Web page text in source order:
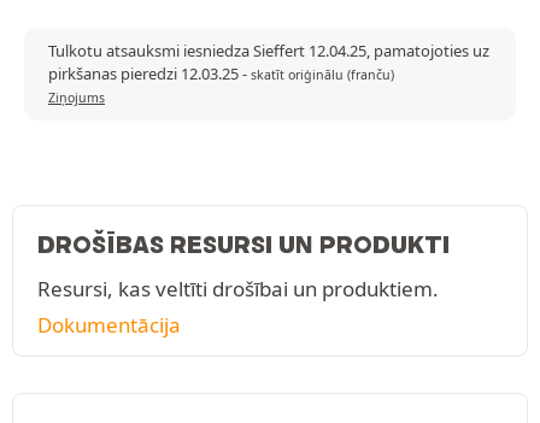
Tulkotu atsauksmi iesniedza Sieffert 12.04.25, pamatojoties uz
pirkšanas pieredzi 12.03.25- skatīt oriģinālu (franču)
Ziņojums
DROŠĪBAS RESURSI UN PRODUKTI
Resursi, kas veltīti drošībai un produktiem.
Dokumentācija